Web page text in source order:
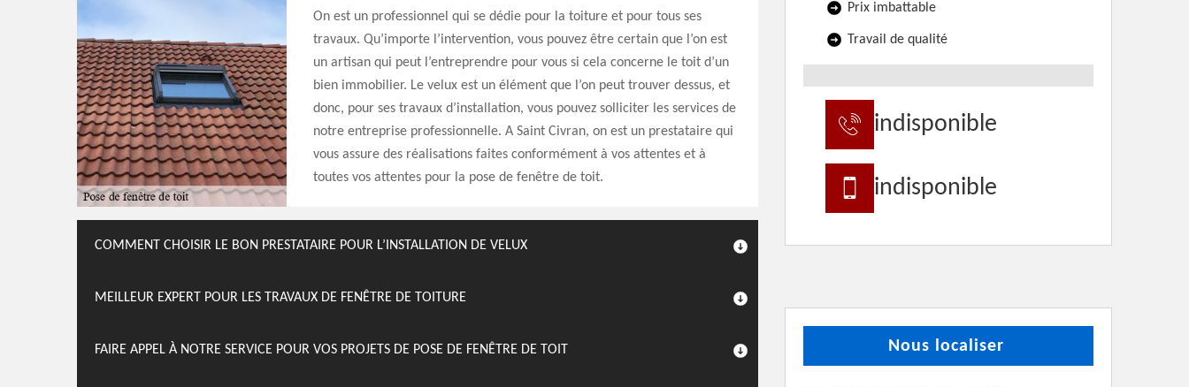
On est un professionnel qui se dédie pour la toiture et pour tous ses
travaux. Qu’importe l’intervention, vous pouvez être certain que l’on est
un artisan qui peut l’entreprendre pour vous si cela concerne le toit d’un
bien immobilier. Le velux est un élément que l’on peut trouver dessus, et
donc, pour ses travaux d’installation, vous pouvez solliciter les services de
notre entreprise professionnelle. A Saint Civran, on est un prestataire qui
vous assure des réalisations faites conformément à vos attentes et à
toutes vos attentes pour la pose de fenêtre de toit.
COMMENT CHOISIR LE BON PRESTATAIRE POUR L’INSTALLATION DE VELUX
MEILLEUR EXPERT POUR LES TRAVAUX DE FENÊTRE DE TOITURE
FAIRE APPEL À NOTRE SERVICE POUR VOS PROJETS DE POSE DE FENÊTRE DE TOIT
Prix imbattable
Travail de qualité
indisponible
indisponible
Nous localiser